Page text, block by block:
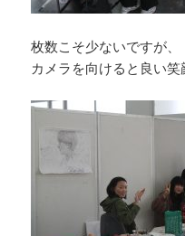
枚数こそ少ないですが、
カメラを向けると良い笑